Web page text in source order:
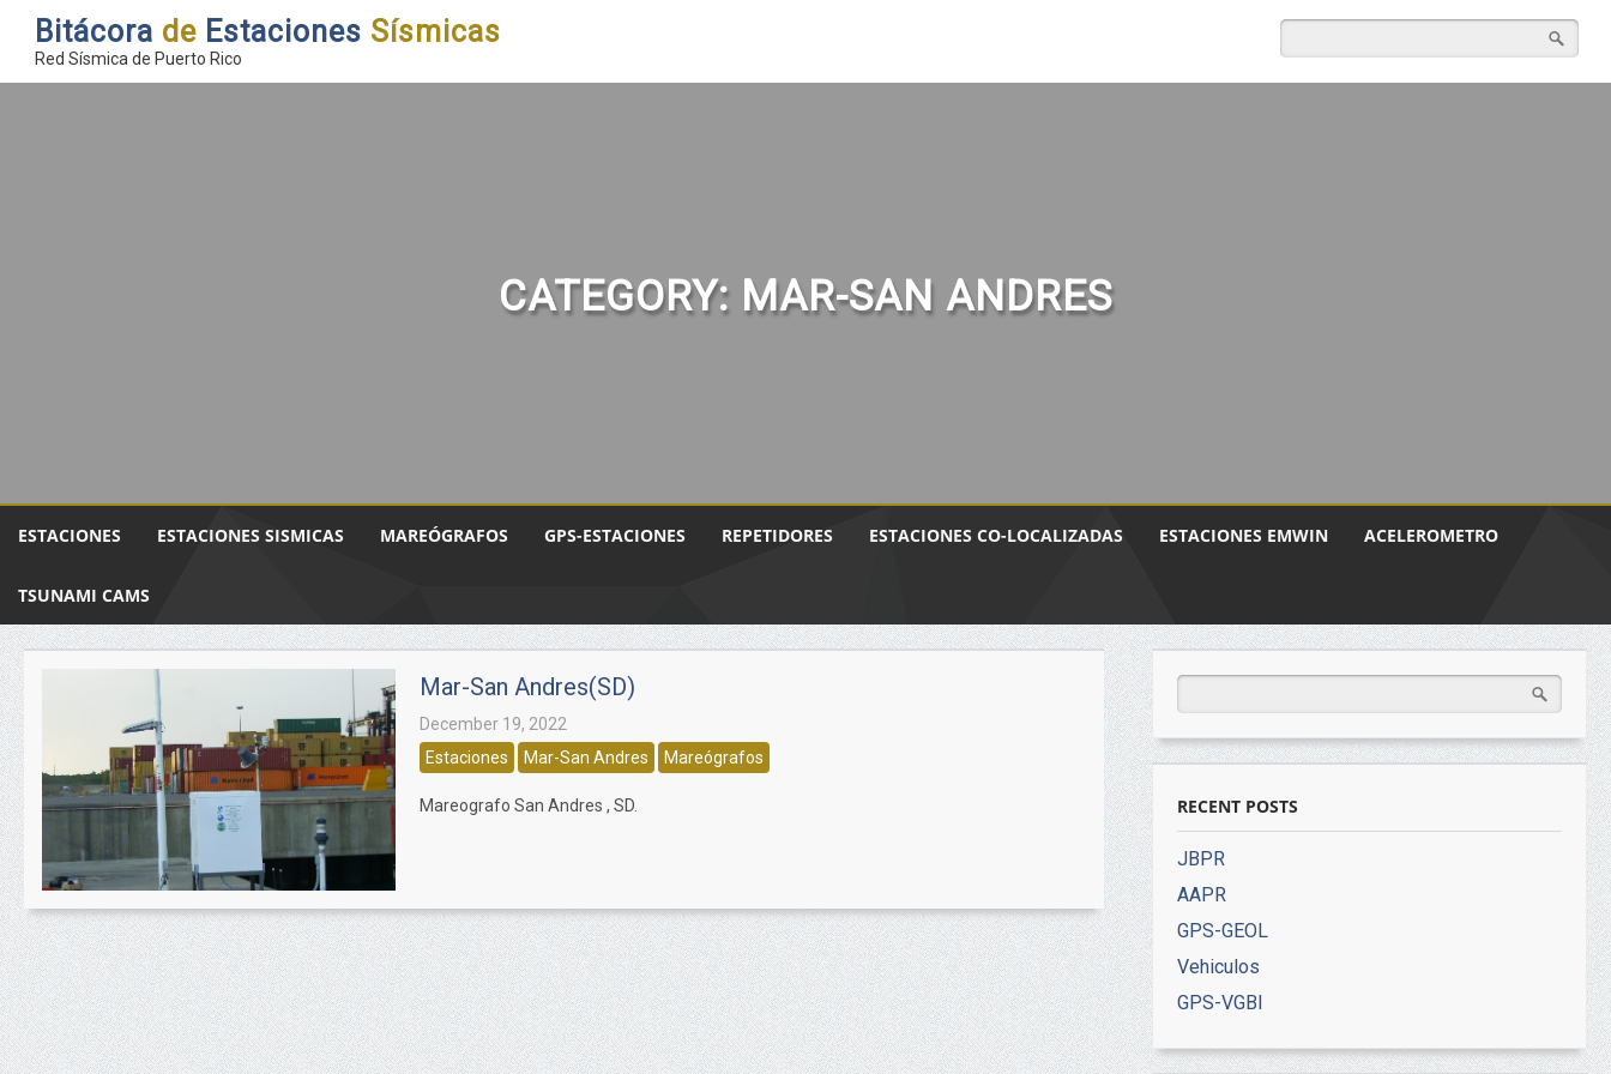
Bitácora de Estaciones Sísmicas
Red Sísmica de Puerto Rico
CATEGORY: MAR-SAN ANDRES
ESTACIONES ESTACIONES SISMICAS MAREÓGRAFOS GPS-ESTACIONES REPETIDORES ESTACIONES CO-LOCALIZADAS ESTACIONES EMWIN ACELEROMETRO
TSUNAMI CAMS
Mar-San Andres(SD)
December 19, 2022
Estaciones
Mar-San Andres Mareógrafos
Mareografo San Andres , SD. RECENT POSTS
JBPR
AAPR
GPS-GEOL
Vehiculos
GPS-VGBI